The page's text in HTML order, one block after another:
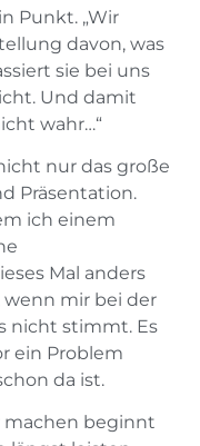
Punkt. „Wir
davon, was
sie bei uns
Und damit
wahr…“
nur das große
Präsentation.
ich einem
Mal anders
wenn mir bei der
nicht stimmt. Es
ein Problem
da ist.
machen beginnt